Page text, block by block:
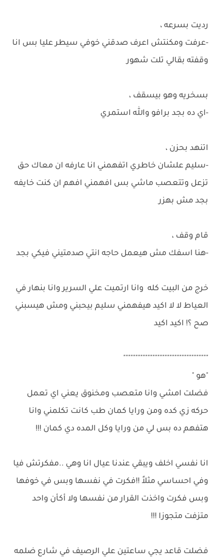
رديت بسرعه ،
-عرفت ومكنتش اعرف صدقني خوفي سيطر عليا بس انا
وقفته بقالي تلت شهور
بسخريه وهو بيسقف ،
-اي ده بجد برافو والله استمري
اتنهد بحزن ،
-سليم علشان خاطري اتفهمني انا عارفه ان معاك حق
تزعل وتتعصب ماشي بس افهمني افهم ان كنت خايفه
بجد مش بهزر
قام وقف ،
-هنا اسفك مش هيعمل حاجه انتي صدمتيني فيكي بجد
خرج من البيت كله وانا ارتميت علي السرير وانا بنهار في
العياط لا لا اكيد هيفهمني سليم بيحبني ومش هيسبني
صح ؟! اكيد اكيد
"""""""""""""""""""""""""""""""""""
"هو "
فضلت امشي وانا متعصب ومخنوق يعني اي تعمل
حركه زي كده ومن ورايا كمان طب كانت تكلمني وانا
هتفهم ده بس لي من ورايا وكل المده دي كمان !!!
انا نفسي اخلف ويبقي عندنا عيال انا وهي ..مفكرتش فيا
وفي احساسي مثلاً !!فكرت في نفسها وبس في خوفها
وبس فكرت واخذت القرار من نفسها ولا أكأن واحد
متزفت متجوزا !!!
فضلت قاعد يجي ساعتين علي الرصيف في شارع ضلمه